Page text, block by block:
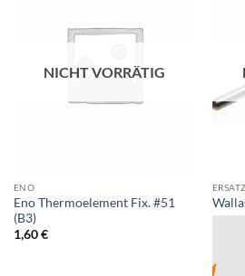
NICHT VORRÄTIG
ENO
Eno Thermoelement Fix. #51
(B3)
1,60€